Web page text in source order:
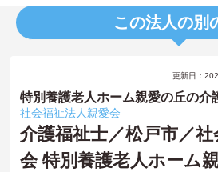
この法人の別
更新日：
特別養護老人ホーム親愛の丘の介
社会福祉法人親愛会
介護福祉士／松戸市／
会 特別養護老人ホーム